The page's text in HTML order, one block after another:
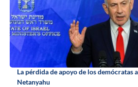
La pérdida de apoyo de los demócratas
Netanyahu